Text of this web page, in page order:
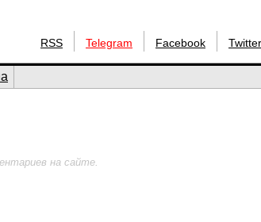
RSS Telegram Facebook Twitter
на сайте.